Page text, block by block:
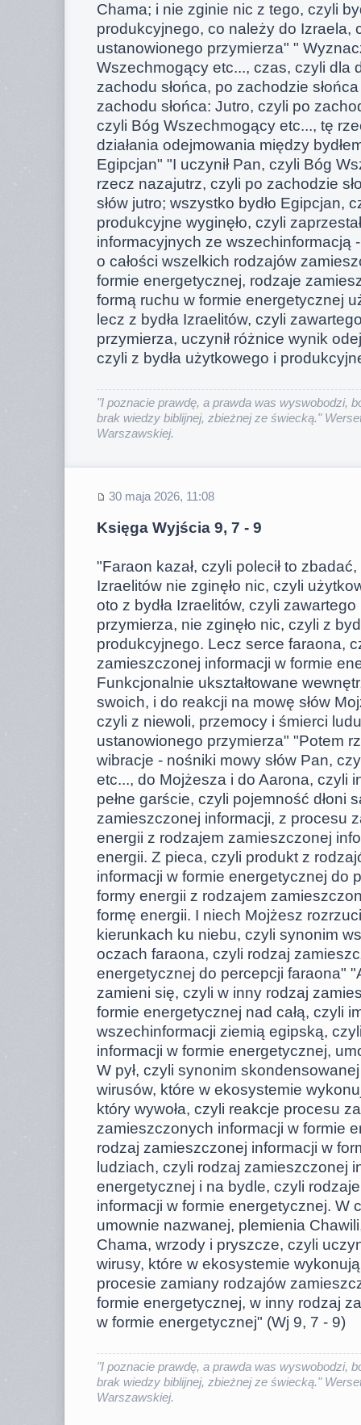
Chama; i nie zginie nic z tego, czyli
produkcyjnego, co należy do Izraela,
ustanowionego przymierza" "
Wszechmogący etc..., czas, czyli dla
zachodu słońca, po zachodzie
zachodu słońca: Jutro, czyli po
czyli Bóg Wszechmogący etc..., tę
działania odejmowania między
Egipcjan" "I uczynił Pan, czyli Bóg
rzecz nazajutrz, czyli po zachodzie
słów jutro; wszystko bydło Egipcjan,
produkcyjne wyginęło, czyli
informacyjnych ze wszechinformacją
o całości wszelkich rodzajów
formie energetycznej, rodzaje
formą ruchu w formie energetycznej
lecz z bydła Izraelitów, czyli
przymierza, uczynił różnice wynik
czyli z bydła użytkowego i
"I poznacie prawdę, a prawda was wyswobodzi,
brak wiedzy biblijnej, zbieżnej ze świecką."
Warszawskiej.
30 maja 2026, 11:08
Księga Wyjścia 9, 7 - 9
"Faraon kazał, czyli polecił to
Izraelitów nie zginęło nic, czyli
oto z bydła Izraelitów, czyli
przymierza, nie zginęło nic, czyli z
produkcyjnego. Lecz serce faraona,
zamieszczonej informacji w formie
Funkcjonalnie ukształtowane
swoich, i do reakcji na mowę słów
czyli z niewoli, przemocy i śmierci
ustanowionego przymierza" "Potem
wibracje - nośniki mowy słów Pan,
etc..., do Mojżesza i do Aarona, czyli
pełne garście, czyli pojemność dłoni
zamieszczonej informacji, z procesu
energii z rodzajem zamieszczonej
energii. Z pieca, czyli produkt z
informacji w formie energetycznej do
formy energii z rodzajem
formę energii. I niech Mojżesz
kierunkach ku niebu, czyli synonim
oczach faraona, czyli rodzaj
energetycznej do percepcji faraona"
zamieni się, czyli w inny rodzaj
formie energetycznej nad całą, czyli
wszechinformacji ziemią egipską,
informacji w formie energetycznej,
W pył, czyli synonim
wirusów, które w ekosystemie
który wywoła, czyli reakcje procesu
zamieszczonych informacji w formie
rodzaj zamieszczonej informacji w
ludziach, czyli rodzaj zamieszczonej
energetycznej i na bydle, czyli
informacji w formie energetycznej. W
umownie nazwanej, plemienia
Chama, wrzody i pryszcze, czyli
wirusy, które w ekosystemie
procesie zamiany rodzajów
formie energetycznej, w inny rodzaj
w formie energetycznej" (Wj 9, 7 - 9)
"I poznacie prawdę, a prawda was wyswobodzi,
brak wiedzy biblijnej, zbieżnej ze świecką."
Warszawskiej.